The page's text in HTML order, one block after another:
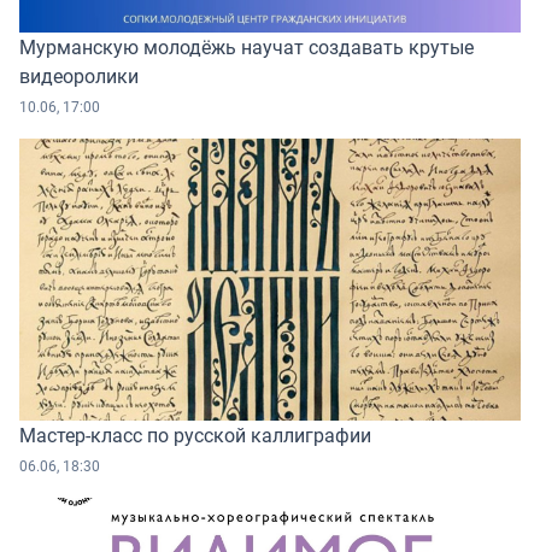
Мурманскую молодёжь научат создавать крутые
видеоролики
10.06, 17:00
Мастер-класс по русской каллиграфии
06.06, 18:30